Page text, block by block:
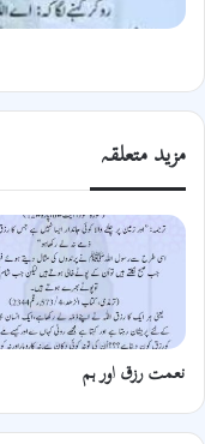
مزید متعلقہ
نعمت رزق اور ہم